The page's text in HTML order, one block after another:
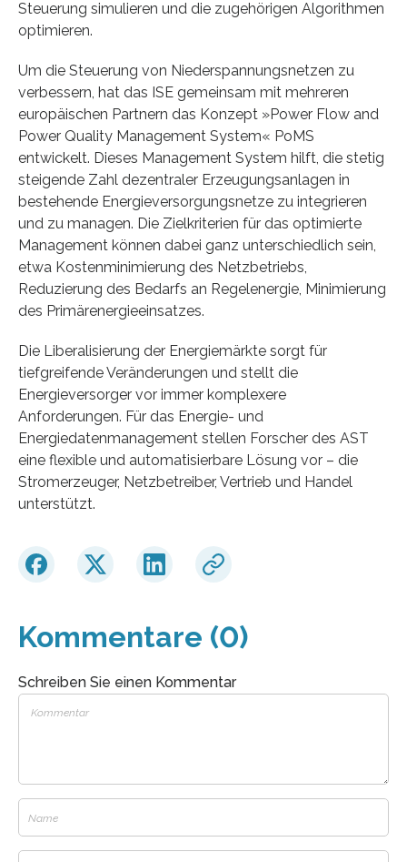
Steuerung simulieren und die zugehörigen Algorithmen
optimieren.
Um die Steuerung von Niederspannungsnetzen zu
verbessern, hat das ISE gemeinsam mit mehreren
europäischen Partnern das Konzept »Power Flow and
Power Quality Management System« PoMS
entwickelt. Dieses Management System hilft, die stetig
steigende Zahl dezentraler Erzeugungsanlagen in
bestehende Energieversorgungsnetze zu integrieren
und zu managen. Die Zielkriterien für das optimierte
Management können dabei ganz unterschiedlich sein,
etwa Kostenminimierung des Netzbetriebs,
Reduzierung des Bedarfs an Regelenergie, Minimierung
des Primärenergieeinsatzes.
Die Liberalisierung der Energiemärkte sorgt für
tiefgreifende Veränderungen und stellt die
Energieversorger vor immer komplexere
Anforderungen. Für das Energie- und
Energiedatenmanagement stellen Forscher des AST
eine flexible und automatisierbare Lösung vor – die
Stromerzeuger, Netzbetreiber, Vertrieb und Handel
unterstützt.
Kommentare (0)
Schreiben Sie einen Kommentar